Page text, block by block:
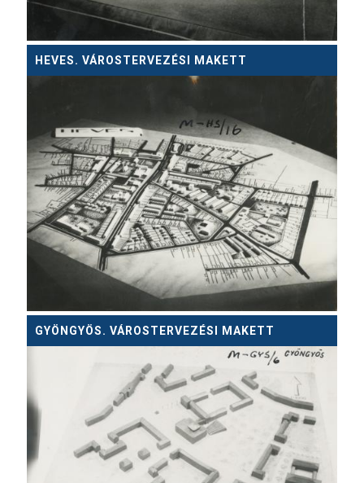
HEVES. VÁROSTERVEZÉSI MAKETT
GYÖNGYÖS. VÁROSTERVEZÉSI MAKETT